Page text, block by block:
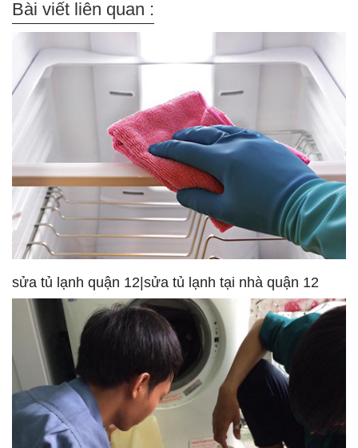
Bài viết liên quan :
sửa tủ lạnh quận 12|sửa tủ lạnh tại nhà quận 12